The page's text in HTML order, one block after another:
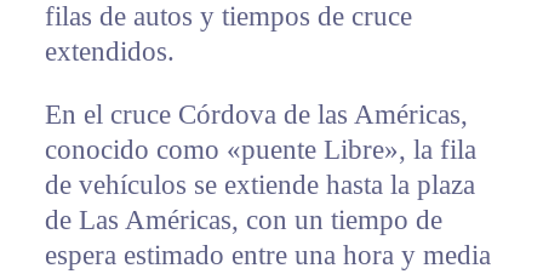
filas de autos y tiempos de cruce
extendidos.
En el cruce Córdova de las Américas,
conocido como «puente Libre», la fila
de vehículos se extiende hasta la plaza
de Las Américas, con un tiempo de
espera estimado entre una hora y media